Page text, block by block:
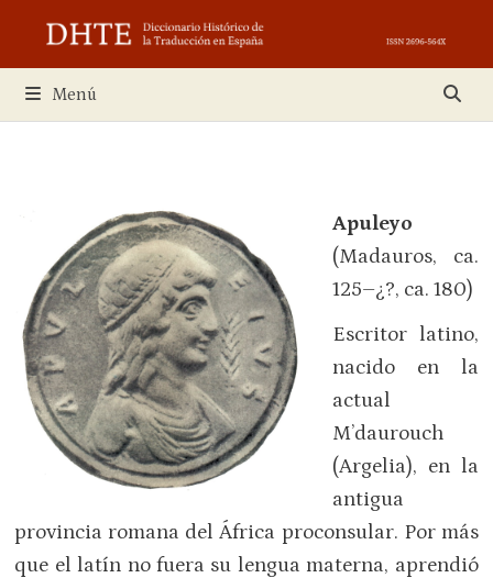
contenido
Menú
Apuleyo
(Madauros, ca.
125–¿?, ca. 180)
Escritor latino,
nacido en la
actual
M’daurouch
(Argelia), en la
antigua
provincia romana del África proconsular. Por más
que el latín no fuera su lengua materna, aprendió